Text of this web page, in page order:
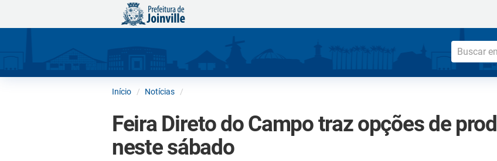
Início Notícias
Feira Direto do Campo traz opções de
neste sábado